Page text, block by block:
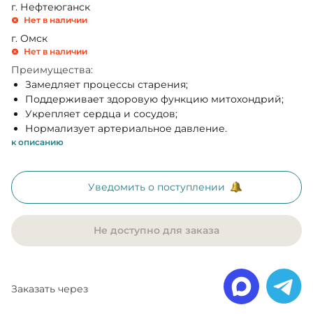
г. Нефтеюганск
Нет в наличии
г. Омск
Нет в наличии
Преимущества:
Замедляет процессы старения;
Поддерживает здоровую функцию митохондрий;
Укрепляет сердца и сосудов;
Нормализует артериальное давление.
к описанию
Уведомить о поступлении
Не доступно для заказа
Заказать через